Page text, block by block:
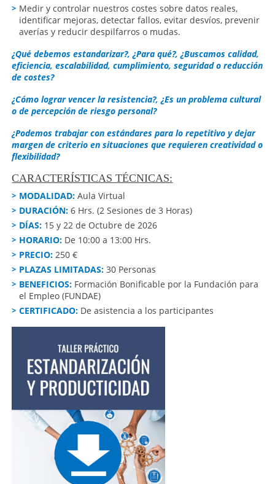
Medir y controlar nuestros costes sobre datos reales,
identificar mejoras, detectar fallos, evitar desvíos, prevenir
averías y reducir despilfarros o mudas.
¿Qué debemos estandarizar?, ¿Para qué?, ¿Buscamos calidad,
eficiencia, escalabilidad, cumplimiento, seguridad o reducción
de costes?
¿Cómo lograr vencer la resistencia?, ¿Es un problema cultural
o de percepción de riesgo personal?
¿Podemos trabajar con estándares para lo repetitivo y dejar
margen de criterio en situaciones que requieren creatividad o
flexibilidad?
CARACTERÍSTICAS TÉCNICAS:
MODALIDAD:Aula Virtual
DURACIÓN: 6 Hrs. (2 Sesiones de 3 Horas)
DÍAS: 15 y 22 de Octubre de 2026
HORARIO: De 10:00 a 13:00 Hrs.
PRECIO: 250 €
PLAZAS LIMITADAS: 30 Personas
BENEFICIOS: Formación Bonificable por la Fundación para
el Empleo (FUNDAE)
CERTIFICADO: De asistencia a los participantes